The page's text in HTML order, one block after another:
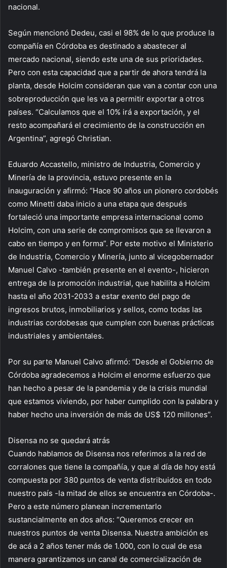
nacional.
Según mencionó Dedeu, casi el 98% de lo que produce la
compañía en Córdoba es destinado a abastecer al
mercado nacional, siendo este una de sus prioridades.
Pero con esta capacidad que a partir de ahora tendrá la
planta, desde Holcim consideran que van a contar con una
sobreproducción que les va a permitir exportar a otros
países. “Calculamos que el 10% irá a exportación, y el
resto acompañará el crecimiento de la construcción en
Argentina”, agregó Christian.
Eduardo Accastello, ministro de Industria, Comercio y
Minería de la provincia, estuvo presente en la
inauguración y afirmó: “Hace 90 años un pionero cordobés
como Minetti daba inicio a una etapa que después
fortaleció una importante empresa internacional como
Holcim, con una serie de compromisos que se llevaron a
cabo en tiempo y en forma”. Por este motivo el Ministerio
de Industria, Comercio y Minería, junto al vicegobernador
Manuel Calvo -también presente en el evento-, hicieron
entrega de la promoción industrial, que habilita a Holcim
hasta el año 2031-2033 a estar exento del pago de
ingresos brutos, inmobiliarios y sellos, como todas las
industrias cordobesas que cumplen con buenas prácticas
industriales y ambientales.
Por su parte Manuel Calvo afirmó: “Desde el Gobierno de
Córdoba agradecemos a Holcim el enorme esfuerzo que
han hecho a pesar de la pandemia y de la crisis mundial
que estamos viviendo, por haber cumplido con la palabra y
haber hecho una inversión de más de US$ 120 millones”.
Disensa no se quedará atrás
Cuando hablamos de Disensa nos referimos a la red de
corralones que tiene la compañía, y que al día de hoy está
compuesta por 380 puntos de venta distribuidos en todo
nuestro país -la mitad de ellos se encuentra en Córdoba-.
Pero a este número planean incrementarlo
sustancialmente en dos años: “Queremos crecer en
nuestros puntos de venta Disensa. Nuestra ambición es
de acá a 2 años tener más de 1.000, con lo cual de esa
manera garantizamos un canal de comercialización de